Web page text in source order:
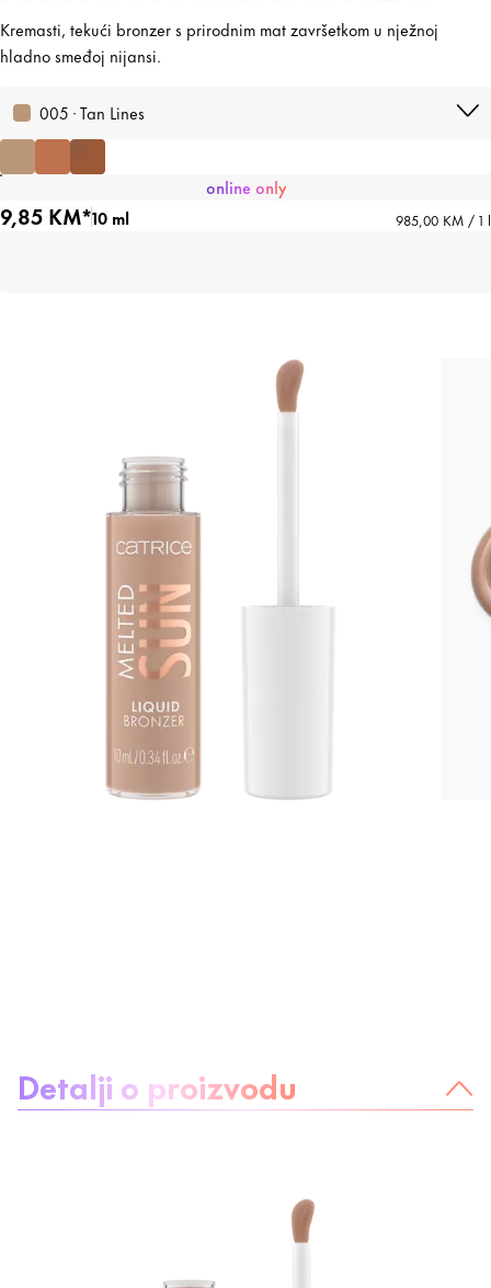
Kremasti, tekući bronzer s prirodnim mat završetkom u nježnoj
hladno smeđoj nijansi.
005 · Tan Lines
online only
9,85 KM*10 ml 985,00 KM / 1 l
Detalji o proizvodu